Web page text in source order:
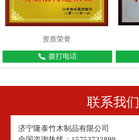
资质荣誉
拨打电话
联系我们
济宁隆泰竹木制品有限公司